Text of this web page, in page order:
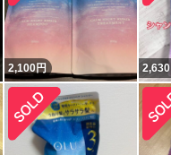
2,100円 2,630